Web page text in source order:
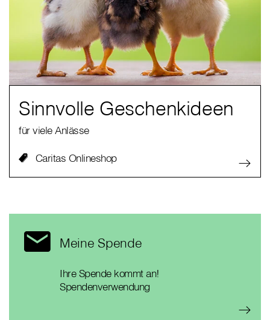
Sinnvolle Geschenkideen
für viele Anlässe
Caritas Onlineshop
Meine Spende
Ihre Spende kommt an!
Spendenverwendung